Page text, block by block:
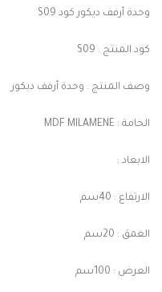
وحدة أرفف ديكور كود S09
كود المنتج : S09
وصف المنتج : وحدة أرفف ديكور
الخامة : MDF MILAMENE
الابعاد :
الارتفاع : 40سم
العمق : 20سم
العرض : 100سم